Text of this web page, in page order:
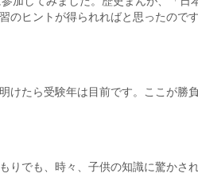
のヒントが得られればと思ったので
けたら受験年は目前です。ここが勝
りでも、時々、子供の知識に驚かさ